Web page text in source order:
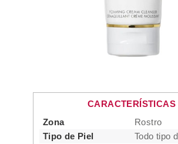
CARACTERÍSTICAS
Zona
Rostro
Tipo de Piel
Todo tipo